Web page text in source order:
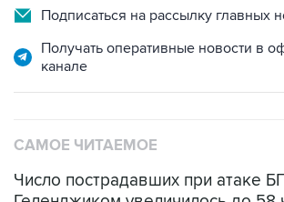
Подписаться на рассылку главных
Получать оперативные новости в
канале
САМОЕ ЧИТАЕМОЕ
Число пострадавших при атаке